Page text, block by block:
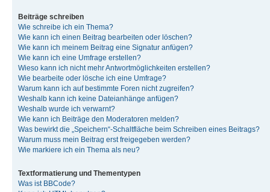
Beiträge schreiben
Wie schreibe ich ein Thema?
Wie kann ich einen Beitrag bearbeiten oder löschen?
Wie kann ich meinem Beitrag eine Signatur anfügen?
Wie kann ich eine Umfrage erstellen?
Wieso kann ich nicht mehr Antwortmöglichkeiten erstellen?
Wie bearbeite oder lösche ich eine Umfrage?
Warum kann ich auf bestimmte Foren nicht zugreifen?
Weshalb kann ich keine Dateianhänge anfügen?
Weshalb wurde ich verwarnt?
Wie kann ich Beiträge den Moderatoren melden?
Was bewirkt die „Speichern“-Schaltfläche beim Schreiben eines Beitrags?
Warum muss mein Beitrag erst freigegeben werden?
Wie markiere ich ein Thema als neu?
Textformatierung und Thementypen
Was ist BBCode?